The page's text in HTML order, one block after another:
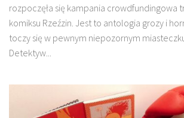
rozpoczęła się kampania crowdfundingowa
komiksu Rzeźzin. Jest to antologia grozy i
toczy się w pewnym niepozornym
Detektyw...